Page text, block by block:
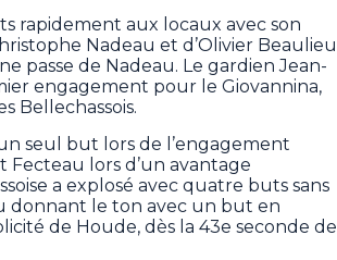
rapidement aux locaux avec son
Nadeau et d’Olivier Beaulieu
passe de Nadeau. Le gardien Jean-
engagement pour le Giovannina,
Bellechassois.
seul but lors de l’engagement
lors d’un avantage
a explosé avec quatre buts sans
donnant le ton avec un but en
de Houde, dès la 43e seconde de